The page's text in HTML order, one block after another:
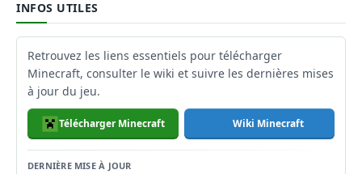
INFOS UTILES
Retrouvez les liens essentiels pour télécharger
Minecraft, consulter le wiki et suivre les dernières mises
à jour du jeu.
Télécharger Minecraft Wiki Minecraft
DERNIÈRE MISE À JOUR